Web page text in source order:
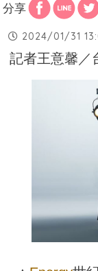
分享
2024/01/31
記者王意馨／